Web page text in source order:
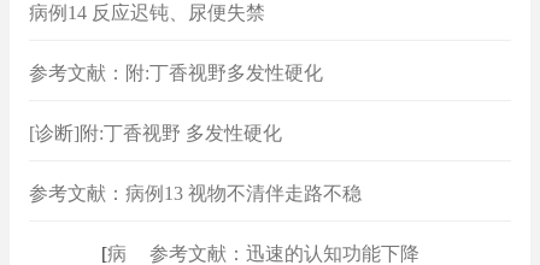
病例14 反应迟钝、尿便失禁
参考文献：附:丁香视野多发性硬化
[诊断]附:丁香视野 多发性硬化
参考文献：病例13 视物不清伴走路不稳
病例 参考文献：迅速的认知功能下降